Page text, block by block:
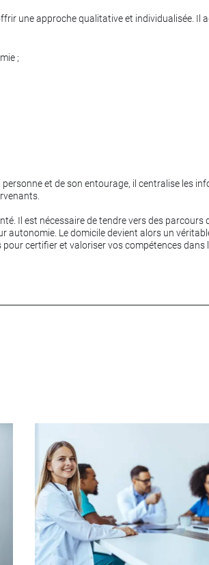
une approche qualitative et individualisée. Il
;
et de son entourage, il centralise les
Il est nécessaire de tendre vers des parcours
autonomie. Le domicile devient alors un
certifier et valoriser vos compétences dans